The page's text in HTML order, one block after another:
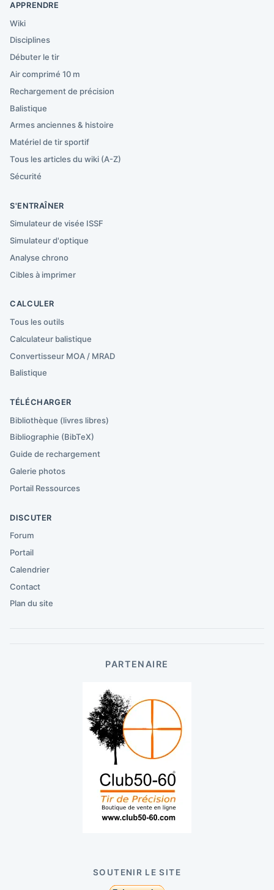
APPRENDRE
Wiki
Disciplines
Débuter le tir
Air comprimé 10 m
Rechargement de précision
Balistique
Armes anciennes & histoire
Matériel de tir sportif
Tous les articles du wiki (A-Z)
Sécurité
S'ENTRAÎNER
Simulateur de visée ISSF
Simulateur d'optique
Analyse chrono
Cibles à imprimer
CALCULER
Tous les outils
Calculateur balistique
Convertisseur MOA / MRAD
Balistique
TÉLÉCHARGER
Bibliothèque (livres libres)
Bibliographie (BibTeX)
Guide de rechargement
Galerie photos
Portail Ressources
DISCUTER
Forum
Portail
Calendrier
Contact
Plan du site
PARTENAIRE
SOUTENIR LE SITE